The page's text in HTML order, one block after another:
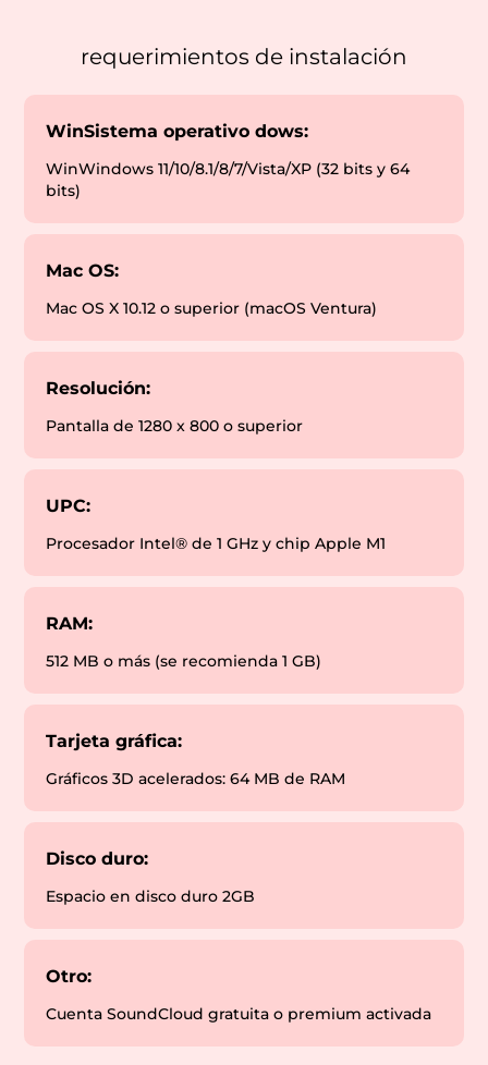
requerimientos de instalación
WinSistema operativo dows:
WinWindows 11/10/8.1/8/7/Vista/XP (32 bits y 64
bits)
Mac OS:
Mac OS X 10.12 o superior (macOS Ventura)
Resolución:
Pantalla de 1280 x 800 o superior
UPC:
Procesador Intel® de 1 GHz y chip Apple M1
RAM:
512 MB o más (se recomienda 1 GB)
Tarjeta gráfica:
Gráficos 3D acelerados: 64 MB de RAM
Disco duro:
Espacio en disco duro 2GB
Otro:
Cuenta SoundCloud gratuita o premium activada